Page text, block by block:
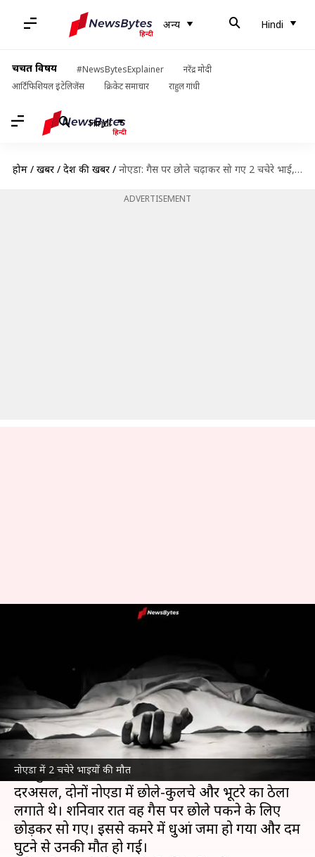
अन्य Hindi
चर्चित विषय #NewsBytesExplainer
नरेंद्र मोदी
आर्टिफिशियल इंटेलिजेंस
क्रिकेट समाचार राहुल गांधी
Hindi
होम / खबरें / देश की खबरें / नोएडा: गैस पर छोले चढ़ाकर सो गए 2 चचेरे भाई, दम घुटने से हुई मौत
ADVERTISEMENT
नोएडा में 2 चचेरे भाइयों की मौत
नोएडा: गैस पर छोले चढ़ाकर सो गए
10:53 am
क्या है खबर?
उत्तर प्रदेशकेनोएडामें सैक्टर-70 स्थित बसई गांव में एक
मकान में किराए का कमरा लेकर रह रहे 2 चचेरे भाइयों की
दम घुटने से मौत हो गई।
दरअसल, दोनों नोएडा में छोले-कुलचे और भूटरे का ठेला
लगाते थे। शनिवार रात वह गैस पर छोले पकने के लिए
छोड़कर सो गए। इससे कमरे में धुआं जमा हो गया और दम
घुटने से उनकी मौत हो गई।